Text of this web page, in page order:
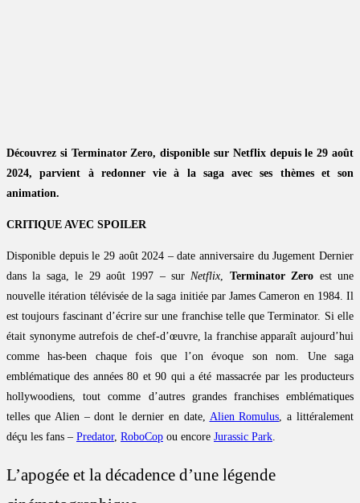
Découvrez si Terminator Zero, disponible sur Netflix depuis le 29 août
2024, parvient à redonner vie à la saga avec ses thèmes et son
animation.
CRITIQUE AVEC SPOILER
Disponible depuis le 29 août 2024 – date anniversaire du Jugement Dernier
dans la saga, le 29 août 1997 – surNetflix, Terminator Zero est une
nouvelle itération télévisée de la saga initiée par James Cameron en 1984. Il
est toujours fascinant d’écrire sur une franchise telle que Terminator. Si elle
était synonyme autrefois de chef-d’œuvre, la franchise apparaît aujourd’hui
comme has-been chaque fois que l’on évoque son nom. Une saga
emblématique des années 80 et 90 qui a été massacrée par les producteurs
hollywoodiens, tout comme d’autres grandes franchises emblématiques
telles que Alien – dont le dernier en date, Alien Romulus, a littéralement
déçu les fans – Predator, RoboCop ou encore Jurassic Park.
L’apogée et la décadence d’une légende